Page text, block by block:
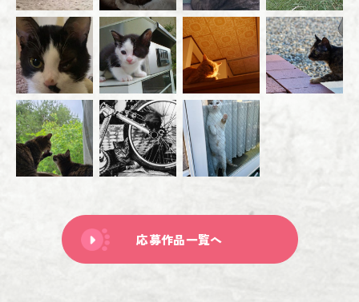
応募作品一覧へ